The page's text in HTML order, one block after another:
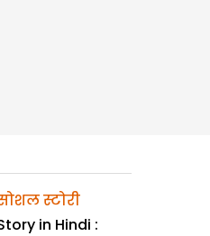
स्टोरी
in Hindi :